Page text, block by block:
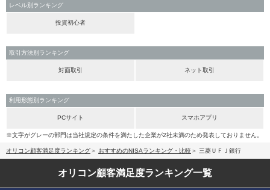
レベル別ランキング
投資初心者
取引方法別ランキング
対面取引 ネット取引
利用形態別ランキング
PCサイト スマホアプリ
※文字がグレーの部門は当社規定の条件を満たした企業が2社未満のため発表しておりません。
オリコン顧客満足度ランキング おすすめのNISAランキング・比較 三菱ＵＦＪ銀行
オリコン顧客満足度ランキング一覧